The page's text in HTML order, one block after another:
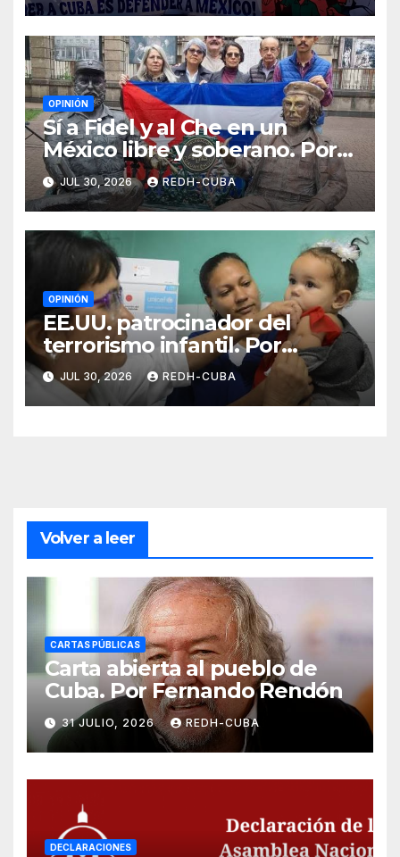
OPINIÓN
Sí a Fidel y al Che en un
México libre y soberano. Por
Luis Manuel Arce Issac
JUL 30, 2026 REDH-CUBA
OPINIÓN
EE.UU. patrocinador del
terrorismo infantil. Por
Ramón Pedregal Casanova
JUL 30, 2026 REDH-CUBA
Volver a leer
CARTAS PÚBLICAS
Carta abierta al pueblo de
Cuba. Por Fernando Rendón
31 JULIO, 2026 REDH-CUBA
DECLARACIONES